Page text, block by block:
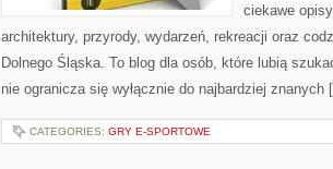
ciekawe
architektury, przyrody, wydarzeń, rekreacji oraz
Dolnego Śląska. To blog dla osób, które lubią
nie ogranicza się wyłącznie do najbardziej znanych
CATEGORIES: GRY E-SPORTOWE